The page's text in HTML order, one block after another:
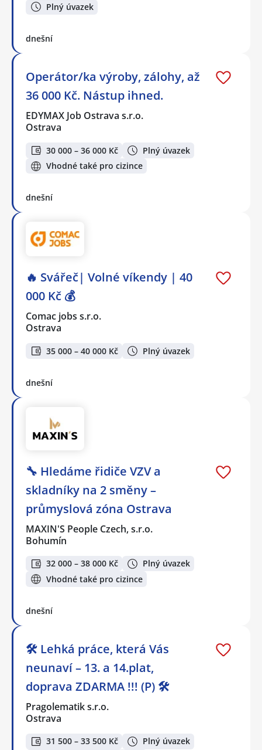
Plný úvazek
dnešní
Operátor/ka výroby, zálohy, až
36 000 Kč. Nástup ihned.
EDYMAX Job Ostrava s.r.o.
Ostrava
30 000 – 36 000 Kč
Plný úvazek
Vhodné také pro cizince
dnešní
🔥 Svářeč| Volné víkendy | 40
000 Kč 💰
Comac jobs s.r.o.
Ostrava
35 000 – 40 000 Kč Plný úvazek
dnešní
🔧 Hledáme řidiče VZV a
skladníky na 2 směny –
průmyslová zóna Ostrava
MAXIN'S People Czech, s.r.o.
Bohumín
32 000 – 38 000 Kč
Plný úvazek
Vhodné také pro cizince
dnešní
🛠️ Lehká práce, která Vás
neunaví – 13. a 14.plat,
doprava ZDARMA !!! (P) 🛠️
Pragolematik s.r.o.
Ostrava
31 500 – 33 500 Kč
Plný úvazek